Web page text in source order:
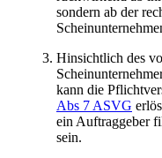
sondern ab der
Hinsichtlich des
kann die
Abs 7 ASVG
ein Auftraggeber
sein.